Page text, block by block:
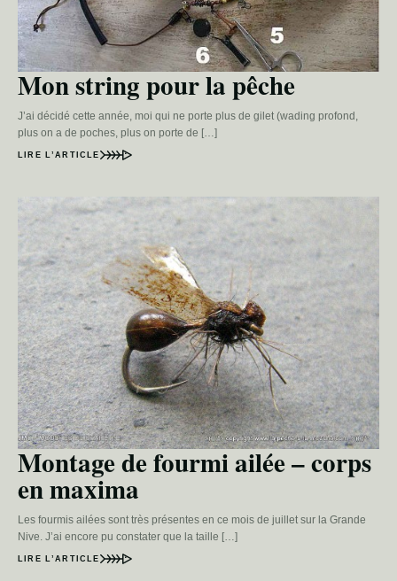
Mon string pour la pêche
J’ai décidé cette année, moi qui ne porte plus de gilet (wading profond,
plus on a de poches, plus on porte de […]
LIRE L’ARTICLE
Montage de fourmi ailée – corps
en maxima
Les fourmis ailées sont très présentes en ce mois de juillet sur la Grande
Nive. J’ai encore pu constater que la taille […]
LIRE L’ARTICLE